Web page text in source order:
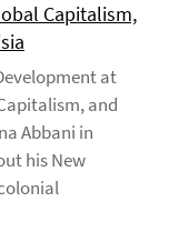
Capitalism,
at
and
Abbani in
his New